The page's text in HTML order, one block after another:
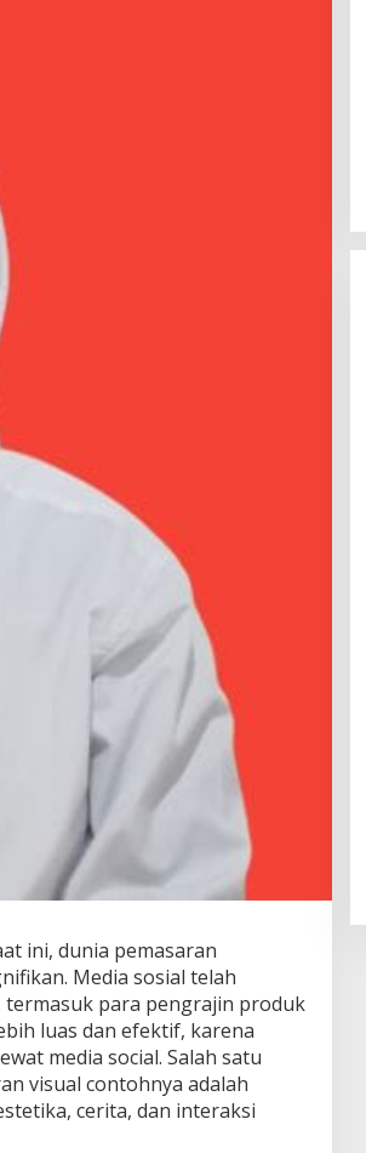
ini, dunia pemasaran
Media sosial telah
para pengrajin produk
luas dan efektif, karena
media social. Salah satu
visual contohnya adalah
cerita, dan interaksi